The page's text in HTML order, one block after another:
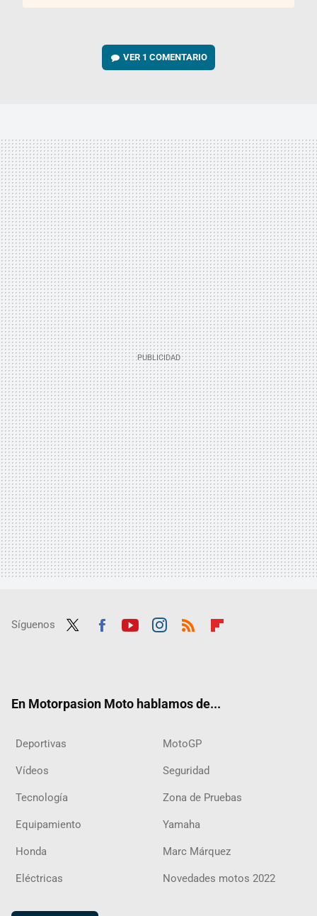
VER 1 COMENTARIO
Síguenos
En Motorpasion Moto hablamos de...
Deportivas MotoGP
Vídeos Seguridad
Tecnología Zona de Pruebas
Equipamiento Yamaha
Honda Marc Márquez
Eléctricas Novedades motos 2022